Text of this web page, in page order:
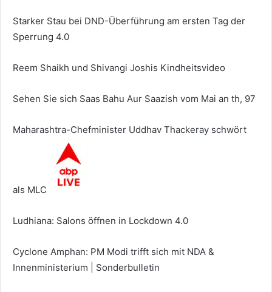
Starker Stau bei DND-Überführung am ersten Tag der
Sperrung 4.0
Reem Shaikh und Shivangi Joshis Kindheitsvideo
Sehen Sie sich Saas Bahu Aur Saazish vom Mai an th, 97
Maharashtra-Chefminister Uddhav Thackeray schwört
als MLC
Ludhiana: Salons öffnen in Lockdown 4.0
Cyclone Amphan: PM Modi trifft sich mit NDA &
Innenministerium | Sonderbulletin